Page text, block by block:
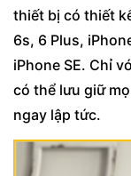
thiết bị có thiết
6s, 6 Plus,
iPhone SE. Chỉ
có thể lưu giữ
ngay lập tức.